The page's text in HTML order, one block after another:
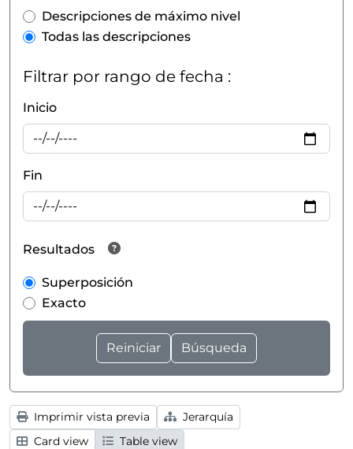
Top-level description filter
Descripciones de máximo nivel
Todas las descripciones
Filtrar por rango de fecha :
Inicio
Fin
Resultados
Superposición
Exacto
Imprimir vista previa
Jerarquía
Card view
Table view